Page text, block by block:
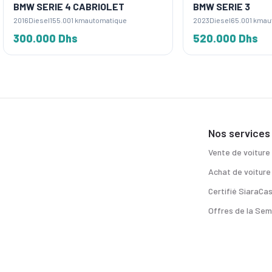
4 CABRIOLET
155.001 kmautomatique
Dhs
BMW SERIE 3
65.001 kmautomatique
520.000 Dhs
Nos services
Vente de voiture
Achat de voiture
Certifié
Offres de la